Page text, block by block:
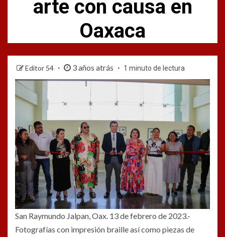
arte con causa en
Oaxaca
Editor 54 3 años atrás 1 minuto de lectura
San Raymundo Jalpan, Oax. 13 de febrero de 2023.-
Fotografías con impresión braille así como piezas de